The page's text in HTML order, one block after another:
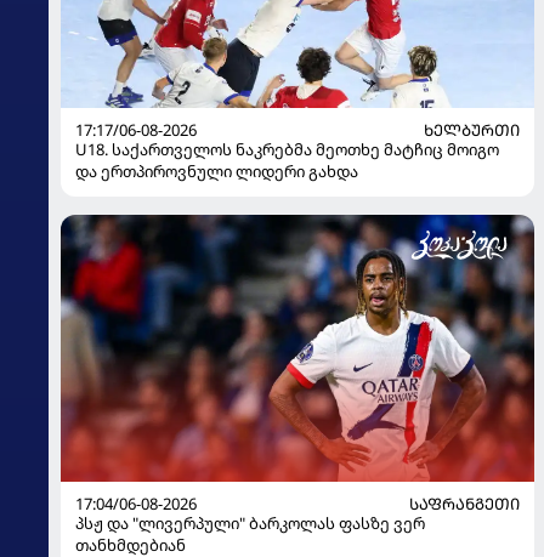
17:17/06-08-2026
ᲮᲔᲚᲑᲣᲠᲗᲘ
U18. საქართველოს ნაკრებმა მეოთხე მატჩიც მოიგო
და ერთპიროვნული ლიდერი გახდა
17:04/06-08-2026
ᲡᲐᲤᲠᲐᲜᲒᲔᲗᲘ
პსჟ და "ლივერპული" ბარკოლას ფასზე ვერ
თანხმდებიან